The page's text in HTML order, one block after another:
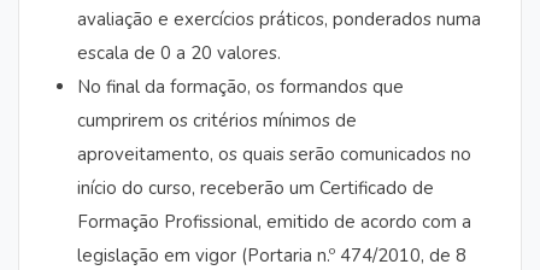
avaliação e exercícios práticos, ponderados numa
escala de 0 a 20 valores.
No final da formação, os formandos que
cumprirem os critérios mínimos de
aproveitamento, os quais serão comunicados no
início do curso, receberão um Certificado de
Formação Profissional, emitido de acordo com a
legislação em vigor (Portaria n.º 474/2010, de 8